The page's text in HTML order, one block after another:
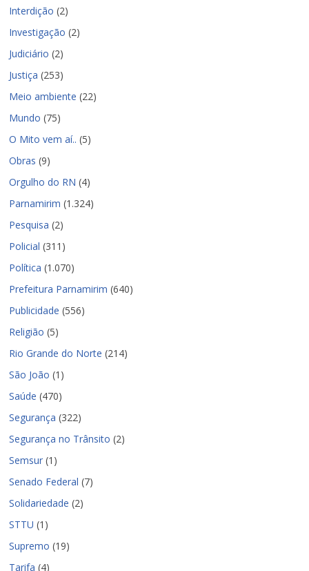
Interdição (2)
Investigação (2)
Judiciário (2)
Justiça (253)
Meio ambiente (22)
Mundo (75)
O Mito vem aí.. (5)
Obras (9)
Orgulho do RN (4)
Parnamirim (1.324)
Pesquisa (2)
Policial (311)
Política (1.070)
Prefeitura Parnamirim (640)
Publicidade (556)
Religião (5)
Rio Grande do Norte (214)
São João (1)
Saúde (470)
Segurança (322)
Segurança no Trânsito (2)
Semsur (1)
Senado Federal (7)
Solidariedade (2)
STTU (1)
Supremo (19)
Tarifa (4)